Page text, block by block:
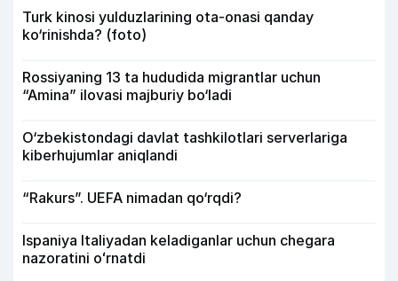
Turk kinosi yulduzlarining ota-onasi qanday
ko‘rinishda? (foto)
Rossiyaning 13 ta hududida migrantlar uchun
“Amina” ilovasi majburiy bo‘ladi
O‘zbekistondagi davlat tashkilotlari serverlariga
kiberhujumlar aniqlandi
“Rakurs”. UEFA nimadan qo‘rqdi?
Ispaniya Italiyadan keladiganlar uchun chegara
nazoratini oʻrnatdi